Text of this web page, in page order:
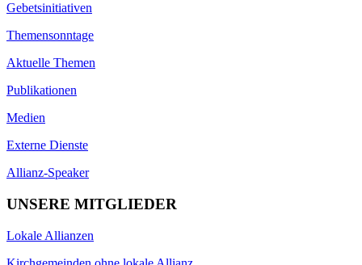
Gebetsinitiativen
Themensonntage
Aktuelle Themen
Publikationen
Medien
Externe Dienste
Allianz-Speaker
UNSERE MITGLIEDER
Lokale Allianzen